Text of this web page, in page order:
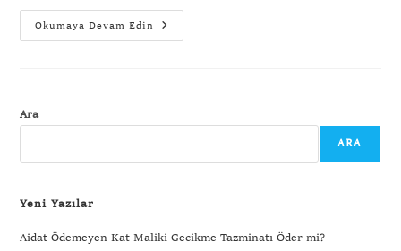
Okumaya Devam Edin
Ara
ARA
Yeni Yazılar
Aidat Ödemeyen Kat Maliki Gecikme Tazminatı Öder mi?